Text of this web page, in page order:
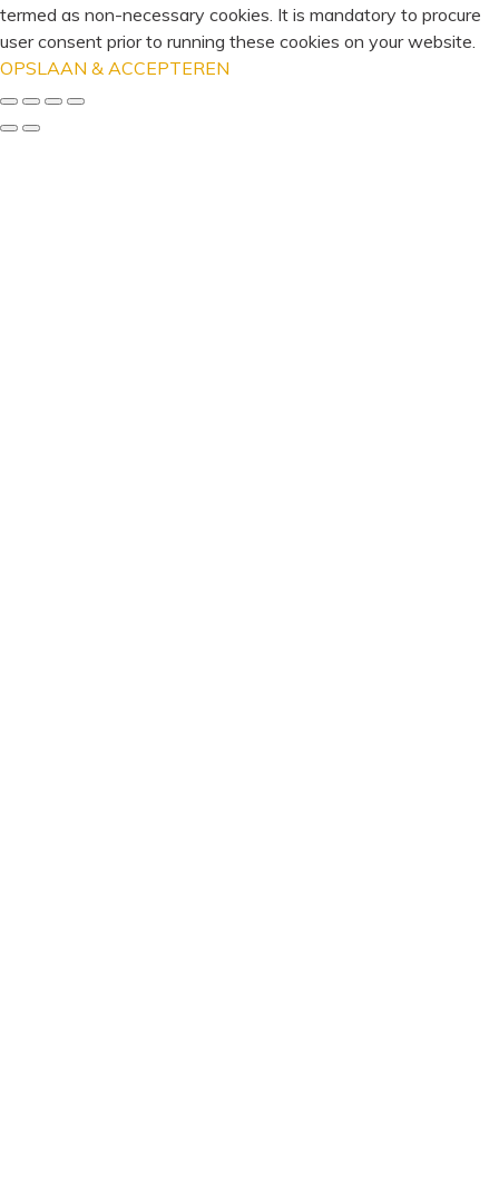
termed as non-necessary cookies. It is mandatory to procure
user consent prior to running these cookies on your website.
OPSLAAN & ACCEPTEREN